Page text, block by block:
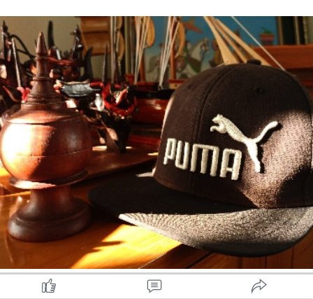
Training တွေမှာလည်း မျှဝေဖြစ်တဲ့ နည်းလမ်းလေး
စ်ခုလည်းဖြစ်ပါတယ်။ စိတ်ဖိစီးတာ၊စိုးရိမ်ပူပန်တာတို့လို နှလုံးခုန်
န်းတွေ မြန်လာပြီး ခံစားချက်တွေ ပြင်းထန်နေတဲ့အချိန်မျိုးမှာရေခဲ
ေနဲ့ မျက်နှာသစ်၊ ရေချိုးလိုက်ခြင်းက စိတ်နှလုံးကို တည်ငြိမ်လာစေ
ါတယ်။
ကိုယ်လက်လှုပ်ရှားပေးပါ
ြင်းပြင်းထန်ထန်လှုပ်ရှားရတဲ့ အေရိုဗစ်လေ့ကျင့်ခန်းကနေ ယောဂ
စားတာအထိ အကုန် အဆင်ပြေပြီး ကိုယ်လက်လှုပ်ရှားပေးခြင်းက
ဘာဝအတိုင်းစိတ်ဖိစီးမှုသက်သာစေတဲ့ ​အဖြေလို့ဆိုလို့ရနိုင်ပါ
ယ်။ ခန္ဓာကိုယ်လှုပ်ရှားပေးလိုက်ခြင်းက စိုးရိမ်ပူပန်မှုနဲ့ စိတ်ဖိစီး
ာတွေကနေ ကောင်းမွန်တဲ့ အားအင်အဖြစ် ပြောင်းလဲပေးပါတယ်။
စရှိတဲ့ နည်းလမ်းလေးတွေပဲ ဖြစ်ပါတယ်။
းရိမ်ပူပန်ခြင်းတွေ မှန်ကန်တဲ့ ဖြေရှင်းနည်းတွေကို သိထားမယ်ဆို
င်တော့ အချိန်အနည်းငယ်အတွင်း သက်သာစေနိုင်ပါတယ်။မိမိ
နေနဲ့ မိမိစိတ်ကို ဖြေလျော့နည်းတွေ မှန်ကန် ကောင်းမွန်တဲ့ နည်း
မ်းများကိုသိထားခြင်းဖြင့် အရေးပေါ် အခြေအနေတွေမှာ မိမိ
တွက်ကော သူများကိုပါ ပြန်လည်မျှဝေ ကူညီပေးနိုင်မှာပဲ ဖြစ်ပါ
ယ်။
ျွန်မတို့ Jue Jue's Safe Space ရဲ့ စာဖတ်သူတွေကော စိုးရိမ်